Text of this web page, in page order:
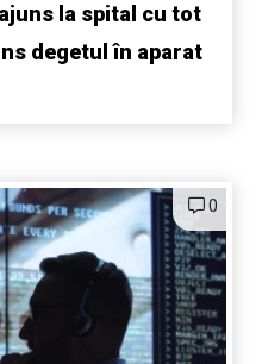
la spital cu tot
degetul în aparat
0